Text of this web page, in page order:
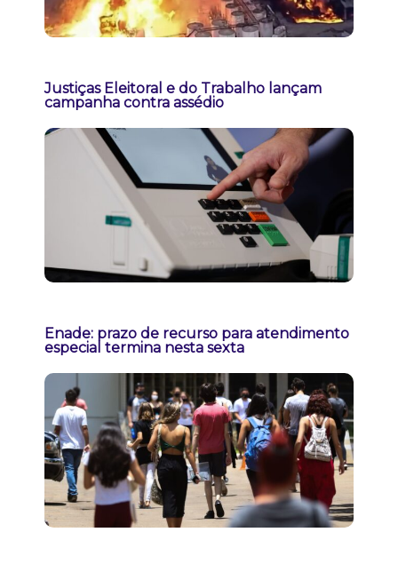
Justiças Eleitoral e do Trabalho lançam
campanha contra assédio
Enade: prazo de recurso para atendimento
especial termina nesta sexta